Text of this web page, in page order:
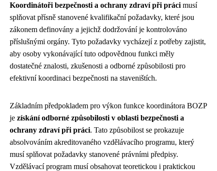
Koordinátoři bezpečnosti a ochrany zdraví při práci musí
splňovat přísně stanovené kvalifikační požadavky, které jsou
zákonem definovány a jejichž dodržování je kontrolováno
příslušnými orgány. Tyto požadavky vycházejí z potřeby zajistit,
aby osoby vykonávající tuto odpovědnou funkci měly
dostatečné znalosti, zkušenosti a odborné způsobilosti pro
efektivní koordinaci bezpečnosti na staveništích.
Základním předpokladem pro výkon funkce koordinátora BOZP
je získání odborné způsobilosti v oblasti bezpečnosti a
ochrany zdraví při práci. Tato způsobilost se prokazuje
absolvováním akreditovaného vzdělávacího programu, který
musí splňovat požadavky stanovené právními předpisy.
Vzdělávací program musí obsahovat teoretickou i praktickou